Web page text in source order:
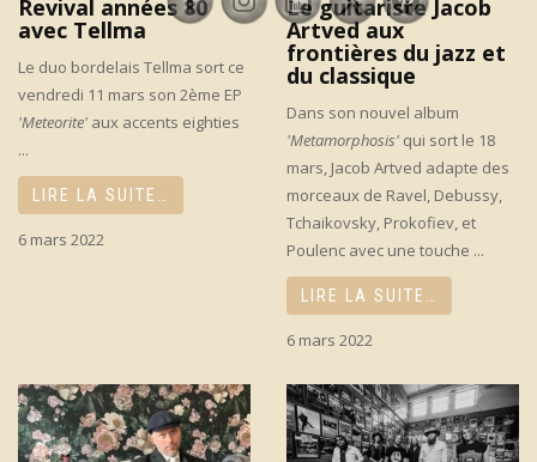
Revival années 80
avec Tellma
Le duo bordelais Tellma sort ce
vendredi 11 mars son 2ème EP
'Meteorite' aux accents eighties
...
LIRE LA SUITE…
6 mars 2022
Le guitariste Jacob
Artved aux
frontières du jazz et
du classique
Dans son nouvel album
'Metamorphosis' qui sort le 18
mars, Jacob Artved adapte des
morceaux de Ravel, Debussy,
Tchaikovsky, Prokofiev, et
Poulenc avec une touche ...
LIRE LA SUITE…
6 mars 2022